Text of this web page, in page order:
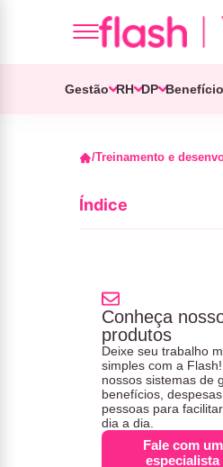
Gestão RH DP
Treinamento e
Índice
Conheça
produtos
Deixe seu trabalho
simples com a
nossos sistemas de
benefícios,
pessoas para
dia a dia.
Fale com um
especialista